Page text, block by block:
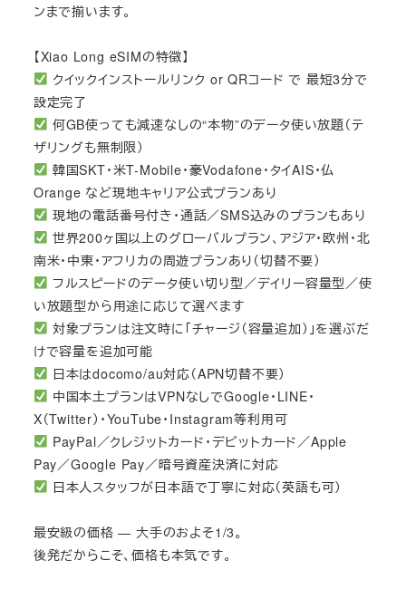
ンまで揃います。
【Xiao Long eSIMの特徴】
クイックインストールリンク or QRコード で 最短3分で
設定完了
何GB使っても減速なしの“本物”のデータ使い放題（テ
ザリングも無制限）
韓国SKT・米T-Mobile・豪Vodafone・タイAIS・仏
Orange など現地キャリア公式プランあり
現地の電話番号付き・通話／SMS込みのプランもあり
世界200ヶ国以上のグローバルプラン、アジア・欧州・北
南米・中東・アフリカの周遊プランあり（切替不要）
フルスピードのデータ使い切り型／デイリー容量型／使
い放題型から用途に応じて選べます
対象プランは注文時に「チャージ（容量追加）」を選ぶだ
けで容量を追加可能
日本はdocomo/au対応（APN切替不要）
中国本土プランはVPNなしでGoogle・LINE・
X（Twitter）・YouTube・Instagram等利用可
PayPal／クレジットカード・デビットカード／Apple
Pay／Google Pay／暗号資産決済に対応
日本人スタッフが日本語で丁寧に対応（英語も可）
最安級の価格 — 大手のおよそ1/3。
後発だからこそ、価格も本気です。